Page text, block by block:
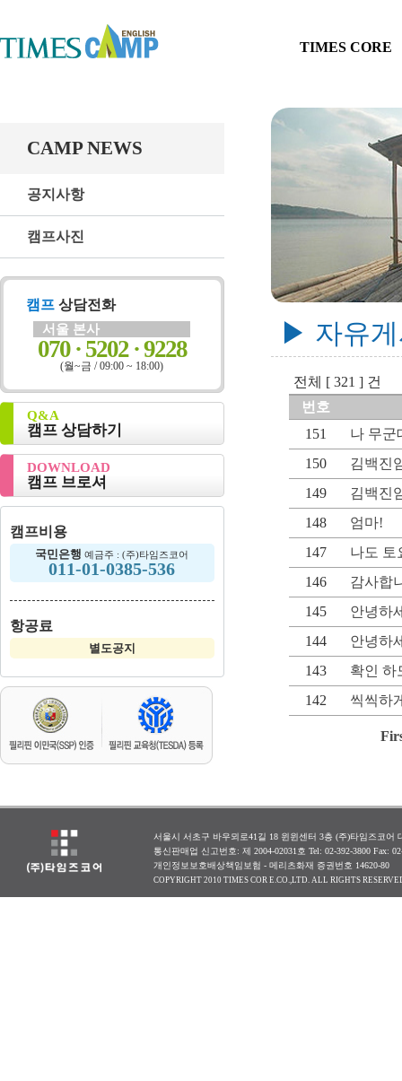
TIMES CORE
CAMP NEWS
공지사항
캠프사진
캠프 상담전화
서울 본사
070 · 5202 · 9228
(월~금 / 09:00 ~ 18:00)
Q&A
캠프 상담하기
DOWNLOAD
캠프 브로셔
캠프비용
국민은행 예금주 : (주)타임즈코어
011-01-0385-536
항공료
별도공지
▶ 자유
전체 [ 321 ] 건
번호
151
나 무군
150
김백진
149
김백진
148
엄마!
147
나도
146
감사합
145
안녕하
144
안녕하
143
확인 하
142
씩씩하
서울시 서초구 바우뫼로41길 18 윈윈센터 3층 (주)타임즈코어
통신판매업 신고번호: 제 2004-02031호 Tel: 02-392-3800 Fax:
개인정보보호배상책임보험 - 메리츠화재 증권번호 14620-80
COPYRIGHT 2010 TIMES COR E.CO.,LTD. ALL RIGHTS